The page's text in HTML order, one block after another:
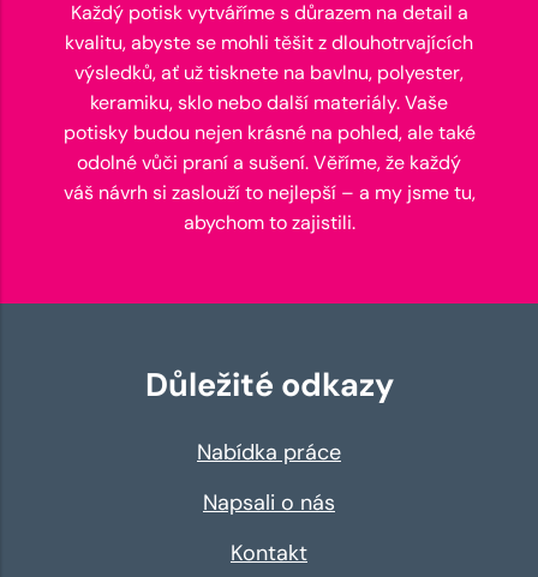
Každý potisk vytváříme s důrazem na detail a
kvalitu, abyste se mohli těšit z dlouhotrvajících
výsledků, ať už tisknete na bavlnu, polyester,
keramiku, sklo nebo další materiály. Vaše
potisky budou nejen krásné na pohled, ale také
odolné vůči praní a sušení. Věříme, že každý
váš návrh si zaslouží to nejlepší – a my jsme tu,
abychom to zajistili.
Důležité odkazy
Nabídka práce
Napsali o nás
Kontakt